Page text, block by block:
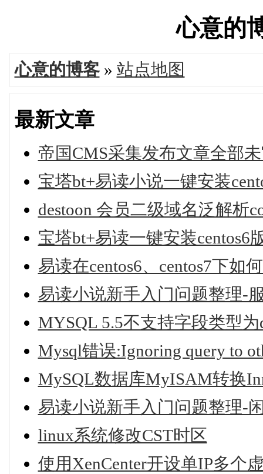
心意的
心意的博客» 站点地图
最新文章
帝国CMS采集发布文章全部
宝塔bt+易读小说一键安装
destoon 会员二级域名泛解析
宝塔bt+易读一键安装centos6
易读在centos6、centos7下如
易读小说新手入门问题整理-
MYSQL 5.5不支持字段类型
Mysql错误:Ignoring query to
MySQL数据库MyISAM转换
易读小说新手入门问题整理-
linux系统修改CST时区
使用XenCenter开设单IP多个